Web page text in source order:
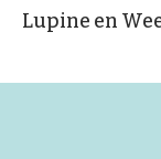
Lupine en